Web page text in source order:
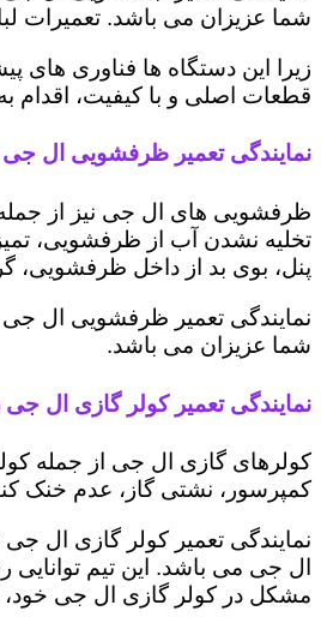
شما عزیزان می باشد. تعمیرات
زیرا این دستگاه ها فناوری های
قطعات اصلی و با کیفیت، اقدام
نمایندگی تعمیر ظرفشویی ال جی
ظرفشویی های ال جی نیز از
تخلیه نشدن آب از ظرفشویی،
پنل، بوی بد از داخل ظرفشویی،
نمایندگی تعمیر ظرفشویی ال جی
شما عزیزان می باشد.
نمایندگی تعمیر کولر گازی ال جی
کولرهای گازی ال جی از جمله
کمپرسور، نشتی گاز، عدم خنک
نمایندگی تعمیر کولر گازی ال جی
ال جی می باشد. این تیم توانایی
مشکل در کولر گازی ال جی خود، می